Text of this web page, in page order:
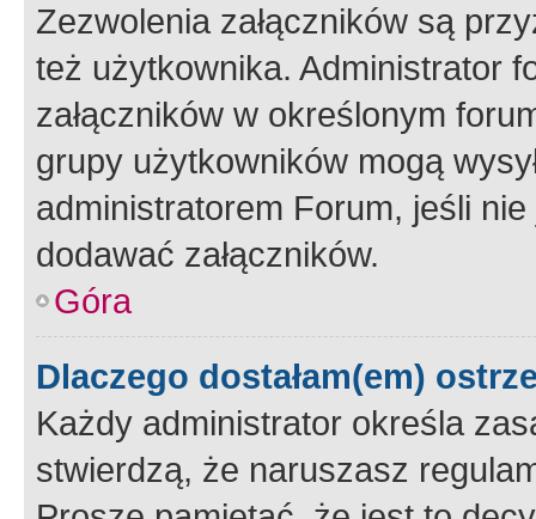
Zezwolenia załączników są
też użytkownika. Administrator
załączników w określonym
grupy użytkowników mogą
administratorem Forum, jeśli
dodawać załączników.
Góra
Dlaczego dostałam(em)
Każdy administrator określa
stwierdzą, że naruszasz